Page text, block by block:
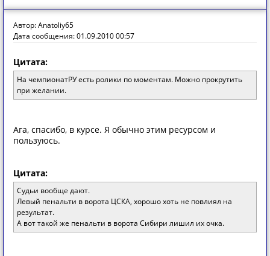
Автор: Anatoliy65
Дата сообщения: 01.09.2010 00:57
Цитата:
На чемпионатРУ есть ролики по моментам. Можно прокрутить
при желании.
Ага, спасибо, в курсе. Я обычно этим ресурсом и
пользуюсь.
Цитата:
Судьи вообще дают.
Левый пенальти в ворота ЦСКА, хорошо хоть не повлиял на
результат.
А вот такой же пенальти в ворота Сибири лишил их очка.